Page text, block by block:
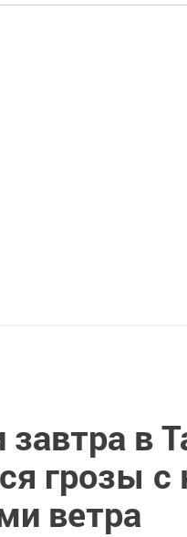
в
грозы с
ветра